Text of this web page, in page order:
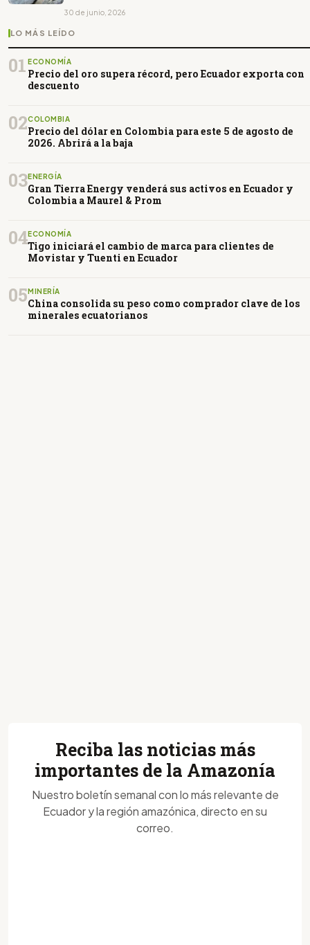
30 de junio, 2026
LO MÁS LEÍDO
01 ECONOMÍA
Precio del oro supera récord, pero Ecuador exporta con
descuento
02COLOMBIA
Precio del dólar en Colombia para este 5 de agosto de
2026. Abrirá a la baja
03ENERGÍA
Gran Tierra Energy venderá sus activos en Ecuador y
Colombia a Maurel & Prom
04ECONOMÍA
Tigo iniciará el cambio de marca para clientes de
Movistar y Tuenti en Ecuador
05 MINERÍA
China consolida su peso como comprador clave de los
minerales ecuatorianos
Reciba las noticias más
importantes de la Amazonía
Nuestro boletín semanal con lo más relevante de
Ecuador y la región amazónica, directo en su
correo.